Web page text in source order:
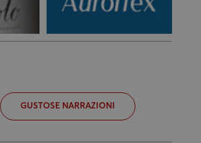
GUSTOSE NARRAZIONI